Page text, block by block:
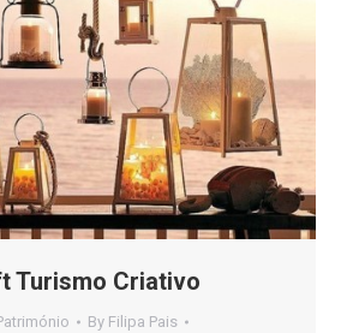
Turismo Criativo
By Filipa Pais